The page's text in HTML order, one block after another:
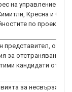
на управление на
Кресна и
по проекта на
представител,
за отстраняване,
кандидати от
за